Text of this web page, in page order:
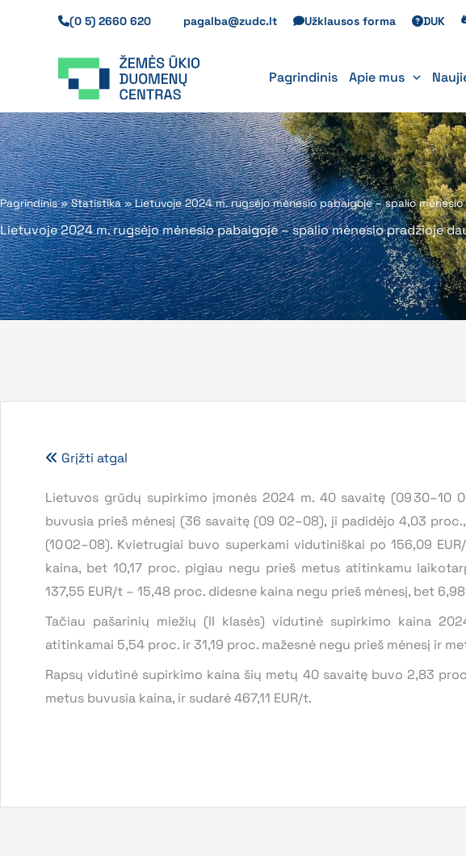
(0 5) 2660 620 pagalba@zudc.lt Užklausos forma DUK
Pagrindinis Apie mus
Pagrindinis»Statistika»Lietuvoje 2024 m. rugsėjo mėnesio pabaigoje – spalio
Lietuvoje 2024 m. rugsėjo mėnesio pabaigoje – spalio mėnesio pradžioje
Grįžti atgal
Lietuvos grūdų supirkimo įmonės 2024 m. 40 savaitę (09
buvusia prieš mėnesį (36 savaitę (09 02–08), ji padidėjo 4,03
(10 02–08). Kvietrugiai buvo superkami vidutiniškai po 156,09
kaina, bet 10,17 proc. pigiau negu prieš metus atitinkamu
137,55 EUR/t – 15,48 proc. didesne kaina negu prieš mėnesį, bet
Tačiau pašarinių miežių (II klasės) vidutinė supirkimo kaina
atitinkamai 5,54 proc. ir 31,19 proc. mažesnė negu prieš mėnesį ir
Rapsų vidutinė supirkimo kaina šių metų 40 savaitę buvo 2,83
metus buvusia kaina, ir sudarė 467,11 EUR/t.